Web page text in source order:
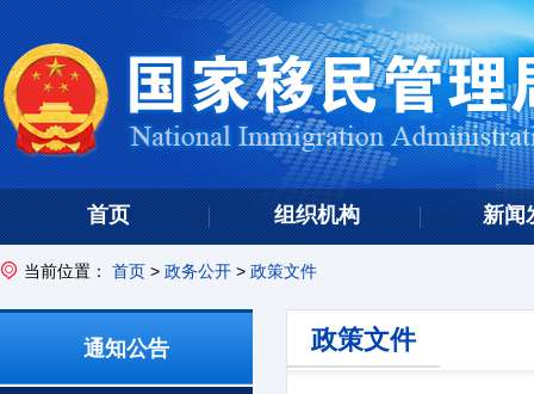
首页 组织机构 新闻
当前位置： 首页 > 政务公开 > 政策文件
通知公告 政策文件